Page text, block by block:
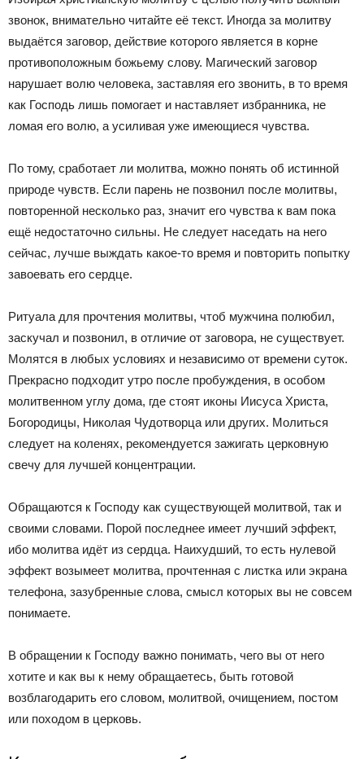
звонок, внимательно читайте её текст. Иногда за молитву
выдаётся заговор, действие которого является в корне
противоположным божьему слову. Магический заговор
нарушает волю человека, заставляя его звонить, в то время
как Господь лишь помогает и наставляет избранника, не
ломая его волю, а усиливая уже имеющиеся чувства.
По тому, сработает ли молитва, можно понять об истинной
природе чувств. Если парень не позвонил после молитвы,
повторенной несколько раз, значит его чувства к вам пока
ещё недостаточно сильны. Не следует наседать на него
сейчас, лучше выждать какое-то время и повторить попытку
завоевать его сердце.
Ритуала для прочтения молитвы, чтоб мужчина полюбил,
заскучал и позвонил, в отличие от заговора, не существует.
Молятся в любых условиях и независимо от времени суток.
Прекрасно подходит утро после пробуждения, в особом
молитвенном углу дома, где стоят иконы Иисуса Христа,
Богородицы, Николая Чудотворца или других. Молиться
следует на коленях, рекомендуется зажигать церковную
свечу для лучшей концентрации.
Обращаются к Господу как существующей молитвой, так и
своими словами. Порой последнее имеет лучший эффект,
ибо молитва идёт из сердца. Наихудший, то есть нулевой
эффект возымеет молитва, прочтенная с листка или экрана
телефона, зазубренные слова, смысл которых вы не совсем
понимаете.
В обращении к Господу важно понимать, чего вы от него
хотите и как вы к нему обращаетесь, быть готовой
возблагодарить его словом, молитвой, очищением, постом
или походом в церковь.